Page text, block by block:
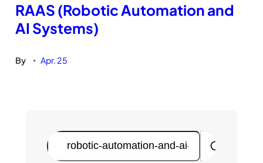
RAAS (Robotic Automation and
AI Systems)
By • Apr. 25
S
u